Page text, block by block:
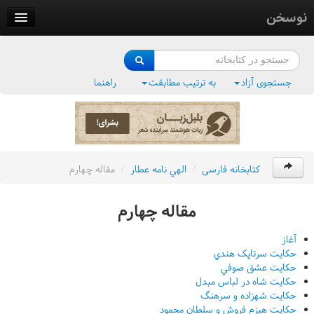
نوسخن
فرهنگ واژگان
جستجوی آزاد به ترتیب مطابقت راهنما
کتابخانه فارسی / الهي نامه عطار / مقاله چهارم
مقاله چهارم
آغاز
حکايت سرتاپک هندي
حکايت عشق صوفي
حکايت شاه در لباس مبدل
حکايت شهزاده و سرهنگ
حکايت هيزم فروش و سلطان محمود